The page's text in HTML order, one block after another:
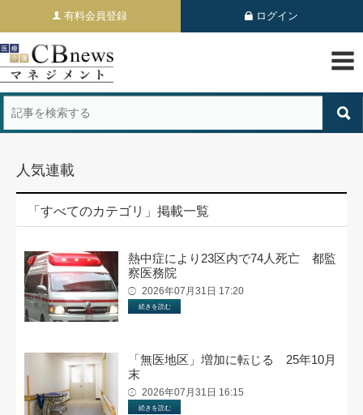
有料会員登録 ログイン
人気連載
「すべてのカテゴリ」掲載一覧
熱中症により23区内で74人死亡 都監
察医務院
2026年07月31日 17:20
続きを読む
「無医地区」増加に転じる 25年10月
末
2026年07月31日 16:15
続きを読む